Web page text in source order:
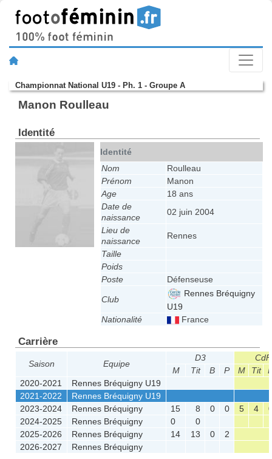
Championnat National U19 - Ph. 1 - Groupe A
Manon Roulleau
Identité
Identité
Nom
Roulleau
Prénom
Manon
Age
18 ans
Date de
naissance
02 juin 2004
Lieu de
naissance
Rennes
Taille
Poids
Poste
Défenseuse
Club
Rennes Bréquigny
U19
Nationalité
France
Carrière
Saison Equipe
D3
CdF
M
Tit B P M Tit
2020-2021
Rennes Bréquigny U19
2021-2022
Rennes Bréquigny U19
2023-2024
Rennes Bréquigny 15 8 0 0 5 4
2024-2025
Rennes Bréquigny 0
0
2025-2026
Rennes Bréquigny 14 13 0
2
2026-2027
Rennes Bréquigny